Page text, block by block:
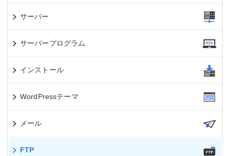
サーバー
サーバープログラム
インストール
WordPressテーマ
メール
FTP